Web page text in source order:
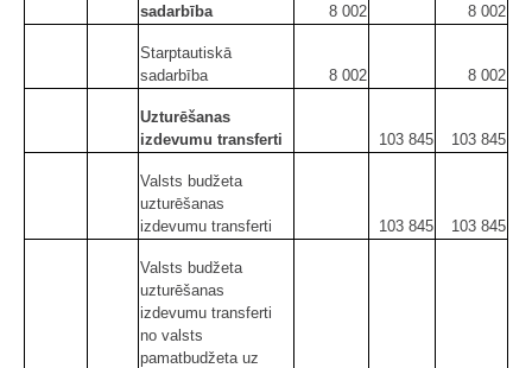
sadarbība
8 002 8 002
Starptautiskā
sadarbība
8 002 8 002
Uzturēšanas
izdevumu transferti
103 845 103 845
Valsts budžeta
uzturēšanas
izdevumu transferti
103 845 103 845
Valsts budžeta
uzturēšanas
izdevumu transferti
no valsts
pamatbudžeta uz